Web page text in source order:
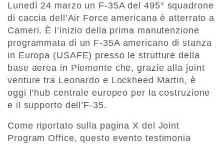
Lunedì 24 marzo un F-35A del 495° squadrone
di caccia dell’Air Force americana è atterrato a
Cameri. È l’inizio della prima manutenzione
programmata di un F-35A americano di stanza
in Europa (USAFE) presso le strutture della
base aerea in Piemonte che, grazie alla joint
venture tra Leonardo e Lockheed Martin, è
oggi l’hub centrale europeo per la costruzione
e il supporto dell’F-35.
Come riportato sulla pagina X del Joint
Program Office, questo evento testimonia